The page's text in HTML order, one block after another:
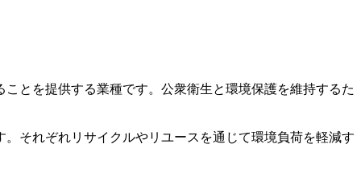
とを提供する業種です。公衆衛生と環境保護を維持するた
それぞれリサイクルやリユースを通じて環境負荷を軽減す